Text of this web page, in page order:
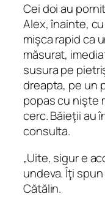
Cei doi au
Alex, înainte,
mişca rapid ca
măsurat,
susura pe
dreapta, pe un
popas cu nişte
cerc. Băieţii au
consulta.
„Uite, sigur e
undeva. Îţi
Cătălin.